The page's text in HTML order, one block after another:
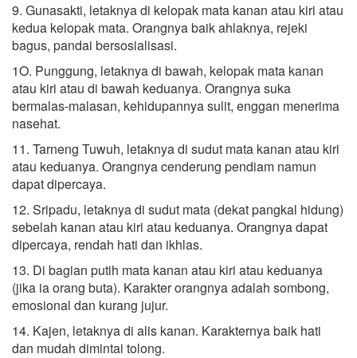
9. Gunasakti, letaknya di kelopak mata kanan atau kiri atau
kedua kelopak mata. Orangnya baik ahlaknya, rejeki
bagus, pandai bersosialisasi.
1O. Punggung, letaknya di bawah, kelopak mata kanan
atau kiri atau di bawah keduanya. Orangnya suka
bermalas-malasan, kehidupannya sulit, enggan menerima
nasehat.
11. Tarneng Tuwuh, letaknya di sudut mata kanan atau kiri
atau keduanya. Orangnya cenderung pendiam namun
dapat dipercaya.
12. Sripadu, letaknya di sudut mata (dekat pangkal hidung)
sebelah kanan atau kiri atau keduanya. Orangnya dapat
dipercaya, rendah hati dan ikhlas.
13. Di bagian putih mata kanan atau kiri atau keduanya
(jika ia orang buta). Karakter orangnya adalah sombong,
emosional dan kurang jujur.
14. Kajen, letaknya di alis kanan. Karakternya baik hati
dan mudah dimintai tolong.